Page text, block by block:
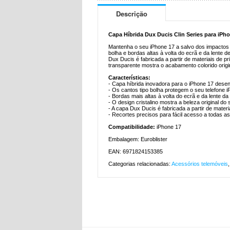
Descrição
Capa Híbrida Dux Ducis Clin Series para
Mantenha o seu iPhone 17 a salvo dos
bolha e bordas altas à volta do ecrã e da lente
Dux Ducis é fabricada a partir de materiais de
transparente mostra o acabamento colorido
Características:
- Capa híbrida inovadora para o iPhone 17
- Os cantos tipo bolha protegem o seu telefone
- Bordas mais altas à volta do ecrã e da lente
- O design cristalino mostra a beleza original do
- A capa Dux Ducis é fabricada a partir de
- Recortes precisos para fácil acesso a todas
Compatibilidade: iPhone 17
Embalagem: Euroblister
EAN: 6971824153385
Categorias relacionadas: Acessórios telemóveis